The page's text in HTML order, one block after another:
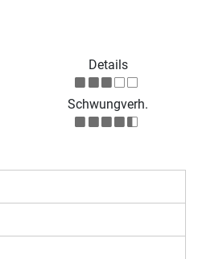
Details
Schwungverh.